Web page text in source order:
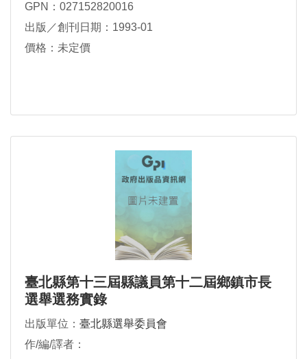
GPN：027152820016
出版／創刊日期：1993-01
價格：未定價
臺北縣第十三屆縣議員第十二屆鄉鎮市長
選舉選務實錄
出版單位： 臺北縣選舉委員會
作/編/譯者：